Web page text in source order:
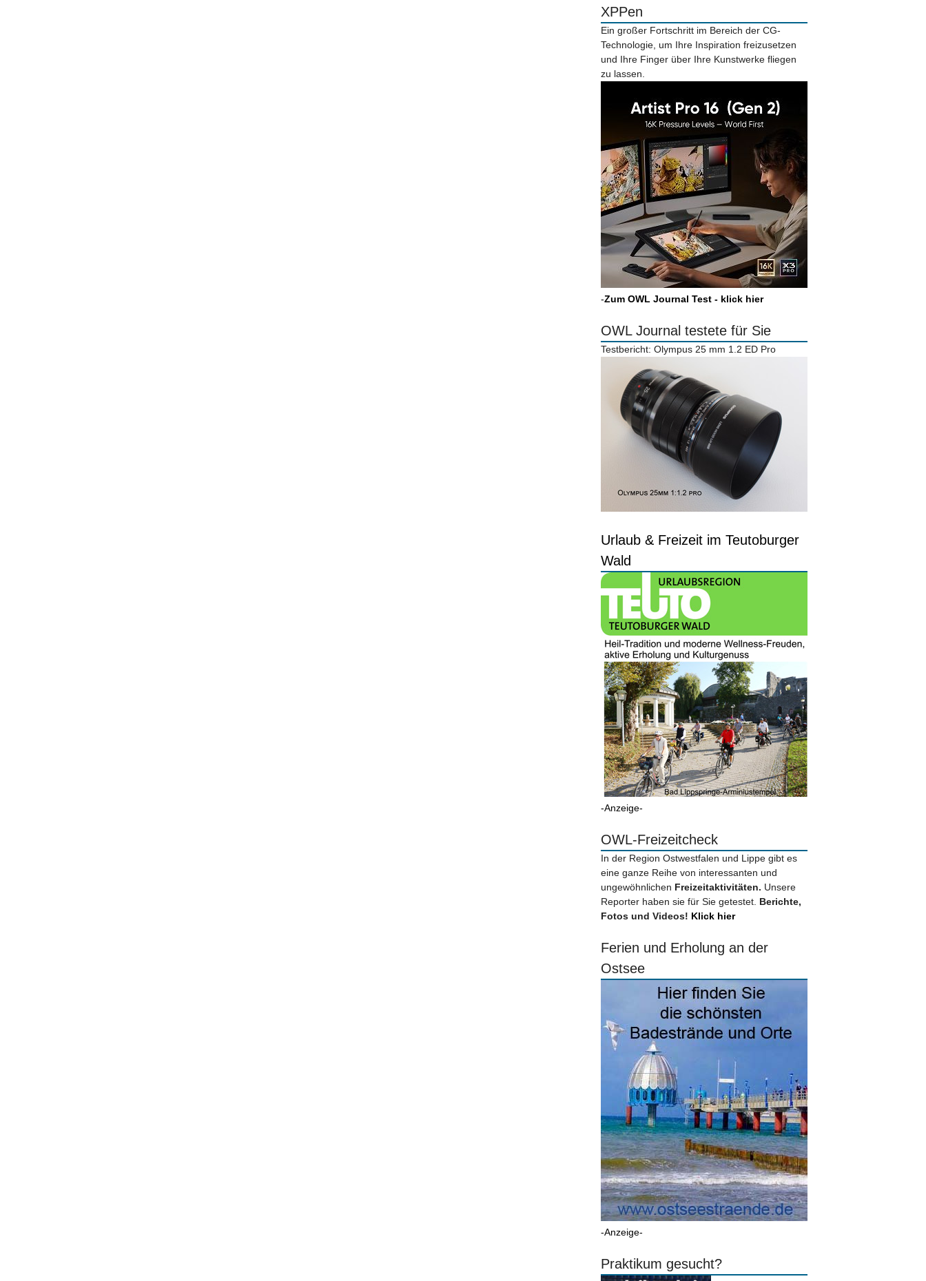
XPPen
Ein großer Fortschritt im Bereich der CG-
Technologie, um Ihre Inspiration freizusetzen
und Ihre Finger über Ihre Kunstwerke fliegen
zu lassen.
-Zum OWL Journal Test - klick hier
OWL Journal testete für Sie
Testbericht: Olympus 25 mm 1.2 ED Pro
Urlaub & Freizeit im Teutoburger
Wald
-Anzeige-
OWL-Freizeitcheck
In der Region Ostwestfalen und Lippe gibt es
eine ganze Reihe von interessanten und
ungewöhnlichen Freizeitaktivitäten. Unsere
Reporter haben sie für Sie getestet. Berichte,
Fotos und Videos! Klick hier
Ferien und Erholung an der
Ostsee
-Anzeige-
Praktikum gesucht?